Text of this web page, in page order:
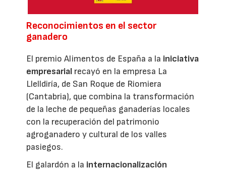
Reconocimientos en el sector
ganadero
El premio Alimentos de España a la iniciativa
empresarial recayó en la empresa La
Llelldiría, de San Roque de Riomiera
(Cantabria), que combina la transformación
de la leche de pequeñas ganaderías locales
con la recuperación del patrimonio
agroganadero y cultural de los valles
pasiegos.
El galardón a la internacionalización